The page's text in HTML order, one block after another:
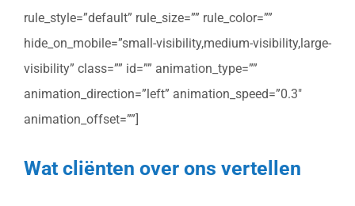
rule_style=”default” rule_size=”” rule_color=””
hide_on_mobile=”small-visibility,medium-visibility,large-
visibility” class=”” id=”” animation_type=””
animation_direction=”left” animation_speed=”0.3″
animation_offset=””]
Wat cliënten over ons vertellen